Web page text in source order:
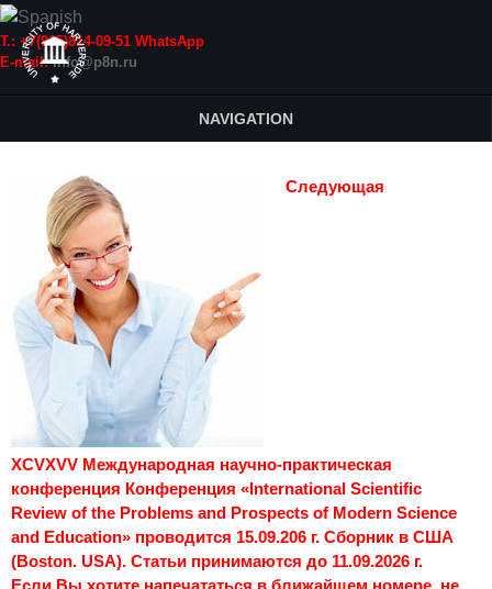
Т.: +7(915)814-09-51 WhatsApp
E-mail:info@p8n.ru
NAVIGATION
Следующая
XCVXVV Международная научно-практическая
конференция Конференция «International Scientific
Review of the Problems and Prospects of Modern Science
and Education» проводится 15.09.206 г. Сборник в США
(Boston. USA). Статьи принимаются до 11.09.2026 г.
Если Вы хотите напечататься в ближайшем номере, не